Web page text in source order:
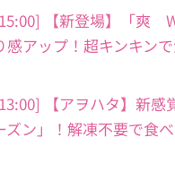
【新登場】「爽
感アップ！超キンキン
【アヲハタ】新感
ズン」！解凍不要で食